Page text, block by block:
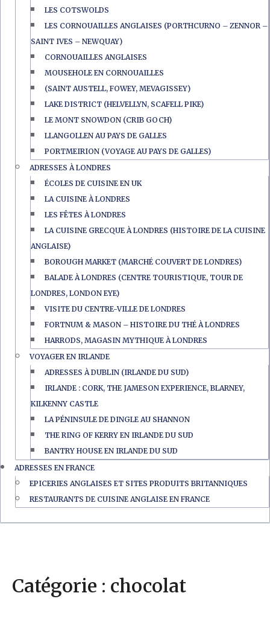
LES COTSWOLDS
LES CORNOUAILLES ANGLAISES (PORTHCURNO – ZENNOR –
SAINT IVES – NEWQUAY)
CORNOUAILLES ANGLAISES
MOUSEHOLE EN CORNOUAILLES
(SAINT AUSTELL, FOWEY, MEVAGISSEY)
LAKE DISTRICT (HELVELLYN, SCAFELL PIKE)
LE MONT SNOWDON (CRIB GOCH)
LLANGOLLEN AU PAYS DE GALLES
PORTMEIRION (VOYAGE AU PAYS DE GALLES)
ADRESSES À LONDRES
ÉCOLES DE CUISINE EN UK
LA CUISINE À LONDRES
LES FÊTES À LONDRES
LA CUISINE GRECQUE À LONDRES (HISTOIRE DE LA CUISINE
ANGLAISE)
BOROUGH MARKET (MARCHÉ COUVERT DE LONDRES)
BALADE À LONDRES (CENTRE TOURISTIQUE, TOUR DE
LONDRES, LONDON EYE)
VISITE DU CENTRE-VILLE DE LONDRES
FORTNUM & MASON – HISTOIRE DU THÉ À LONDRES
HARRODS, MAGASIN MYTHIQUE À LONDRES
VOYAGER EN IRLANDE
ADRESSES À DUBLIN (IRLANDE DU SUD)
IRLANDE : CORK, THE JAMESON EXPERIENCE, BLARNEY,
KILKENNY CASTLE
LA PÉNINSULE DE DINGLE AU SHANNON
THE RING OF KERRY EN IRLANDE DU SUD
BANTRY HOUSE EN IRLANDE DU SUD
ADRESSES EN FRANCE
EPICERIES ANGLAISES ET SITES PRODUITS BRITANNIQUES
RESTAURANTS DE CUISINE ANGLAISE EN FRANCE
Catégorie : chocolat